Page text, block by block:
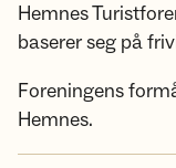
Hemnes
baserer seg på
Foreningens
Hemnes.